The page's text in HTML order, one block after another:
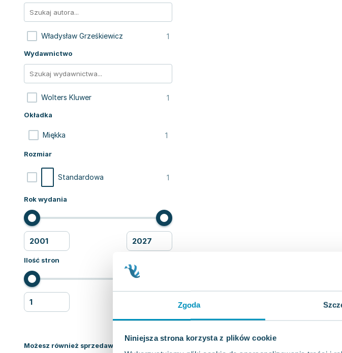
Zgoda
Niniejsza strona korzysta z plików cookie
Władysław Grześkiewicz 1
Wydawnictwo
Wolters Kluwer 1
Okładka
Miękka 1
Rozmiar
Standardowa 1
Rok wydania
Ilość stron
Możesz również sprzedawać ksiązki!